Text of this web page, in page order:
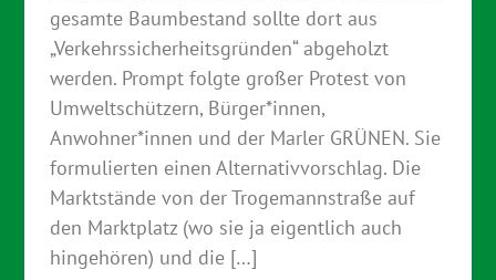
gesamte Baumbestand sollte dort aus
„Verkehrssicherheitsgründen“ abgeholzt
werden. Prompt folgte großer Protest von
Umweltschützern, Bürger*innen,
Anwohner*innen und der Marler GRÜNEN. Sie
formulierten einen Alternativvorschlag. Die
Marktstände von der Trogemannstraße auf
den Marktplatz (wo sie ja eigentlich auch
hingehören) und die […]